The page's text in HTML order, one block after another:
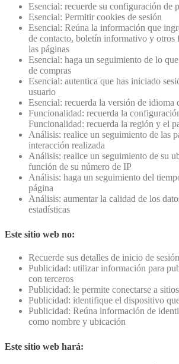
Esencial: recuerde su configuración de
Esencial: Permitir cookies de sesión
Esencial: Reúna la información que
de contacto, boletín informativo y otros
las páginas
Esencial: haga un seguimiento de lo
de compras
Esencial: autentica que has iniciado
usuario
Esencial: recuerda la versión de idioma
Funcionalidad: recuerda la
Funcionalidad: recuerda la región y el
Análisis: realice un seguimiento de las
interacción realizada
Análisis: realice un seguimiento de su
función de su número de IP
Análisis: haga un seguimiento del
página
Análisis: aumentar la calidad de los
estadísticas
Este sitio web no:
Recuerde sus detalles de inicio de sesión
Publicidad: utilizar información para
con terceros
Publicidad: le permite conectarse a
Publicidad: identifique el dispositivo
Publicidad: Reúna información de
como nombre y ubicación
Este sitio web hará: